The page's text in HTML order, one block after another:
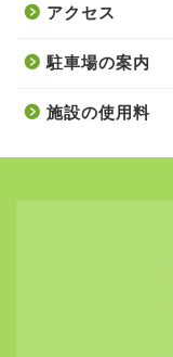
アクセス
駐車場の案内
施設の使用料